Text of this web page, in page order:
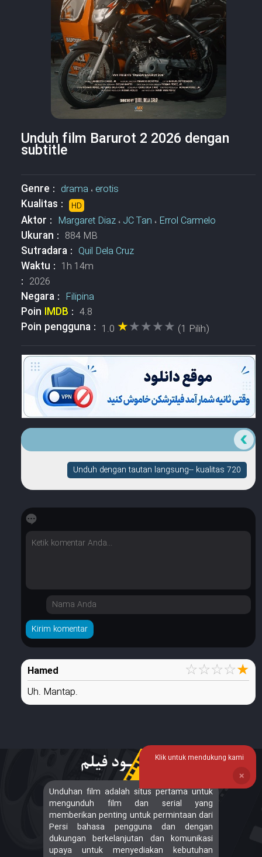
Unduh film Barurot 2 2026 dengan
subtitle
Genre : drama ، erotis
Kualitas : HD
Aktor : Margaret Diaz، JC Tan ، Errol Carmelo
Ukuran : 884 MB
Sutradara : Quil Dela Cruz
Waktu : 1h 14m
: 2026
Negara : Filipina
Poin IMDB : 4.8
Poin pengguna : 1.0 ★★★★★
★★★★★ (1 Pilih)
Unduh dengan tautan langsung-- kualitas 720
Berapa banyak bintang yang dimilikinya?
Hamed ★
☆
☆
☆
☆
Uh. Mantap.
Unduhan film adalah situs pertama untuk
mengunduh film dan serial yang
memberikan penting untuk permintaan dari
Persi bahasa pengguna dan dengan
dukungan berkelanjutan dan komunikasi
upaya untuk menyediakan kebutuhan
Klik untuk mendukung kami
❌